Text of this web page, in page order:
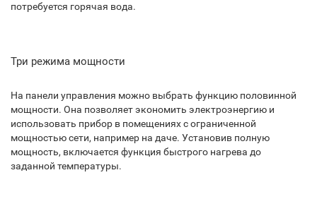
потребуется горячая вода.
Три режима мощности
На панели управления можно выбрать функцию половинной
мощности. Она позволяет экономить электроэнергию и
использовать прибор в помещениях с ограниченной
мощностью сети, например на даче. Установив полную
мощность, включается функция быстрого нагрева до
заданной температуры.